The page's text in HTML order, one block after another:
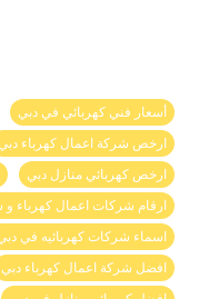
أسعار فني كهربائي في دبي
ارخص شركة اعمال كهرباء
ارخص كهربائي منازل دبي
ارقام شركات اعمال كهرباء و
اسماء شركات كهربائيه في
افضل شركة اعمال كهرباء دبي